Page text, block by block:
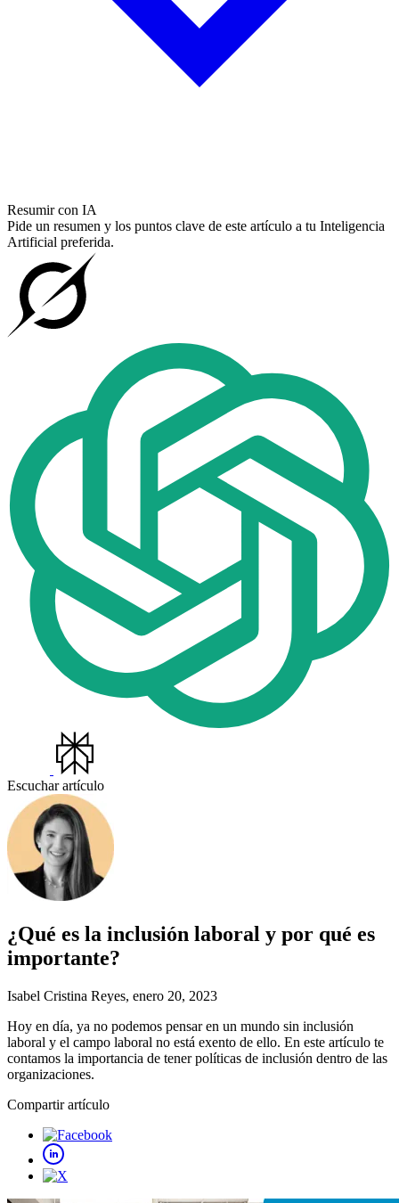
Resumir con IA
Pide un resumen y los puntos clave de este artículo a tu Inteligencia
Artificial preferida.
Escuchar artículo
¿Qué es la inclusión laboral y por qué es
importante?
Isabel Cristina Reyes, enero 20, 2023
Hoy en día, ya no podemos pensar en un mundo sin inclusión
laboral y el campo laboral no está exento de ello. En este artículo te
contamos la importancia de tener políticas de inclusión dentro de las
organizaciones.
Compartir artículo